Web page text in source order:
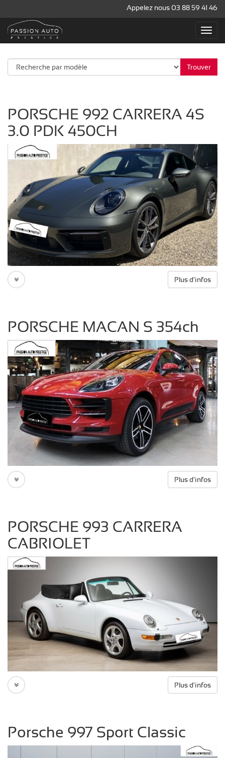
Appelez nous 03 88 59 41 46
Trouver
PORSCHE 992 CARRERA 4S
3.0 PDK 450CH
Plus d'infos
PORSCHE MACAN S 354ch
Plus d'infos
PORSCHE 993 CARRERA
CABRIOLET
Plus d'infos
Porsche 997 Sport Classic